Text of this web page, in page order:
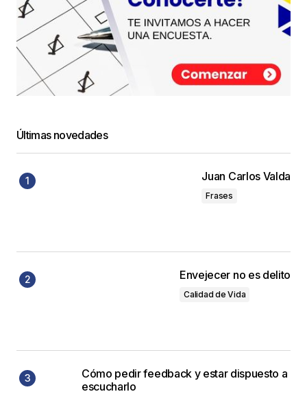
Últimas novedades
Juan Carlos Valda
Frases
Envejecer no es delito
Calidad de Vida
Cómo pedir feedback y estar dispuesto a
escucharlo